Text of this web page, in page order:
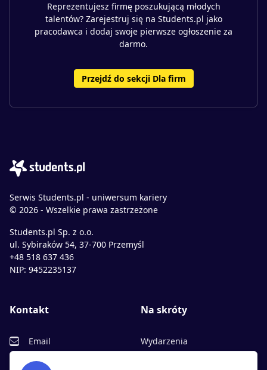
Reprezentujesz firmę poszukującą młodych
talentów? Zarejestruj się na Students.pl jako
pracodawca i dodaj swoje pierwsze ogłoszenie za
darmo.
Przejdź do sekcji Dla firm
Serwis Students.pl - uniwersum kariery
© 2026 - Wszelkie prawa zastrzeżone
Students.pl Sp. z o.o.
ul. Sybiraków 54, 37-700 Przemyśl
+48 518 637 436
NIP: 9452235137
Kontakt
Email
Facebook
Na skróty
Wydarzenia